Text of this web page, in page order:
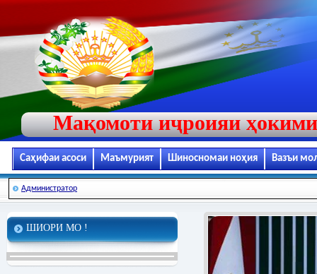
Мақомоти иҷроияи
Саҳифаи асоси Маъмурият Шиносномаи ноҳия Вазъи
Администратор
ШИОРИ МО !